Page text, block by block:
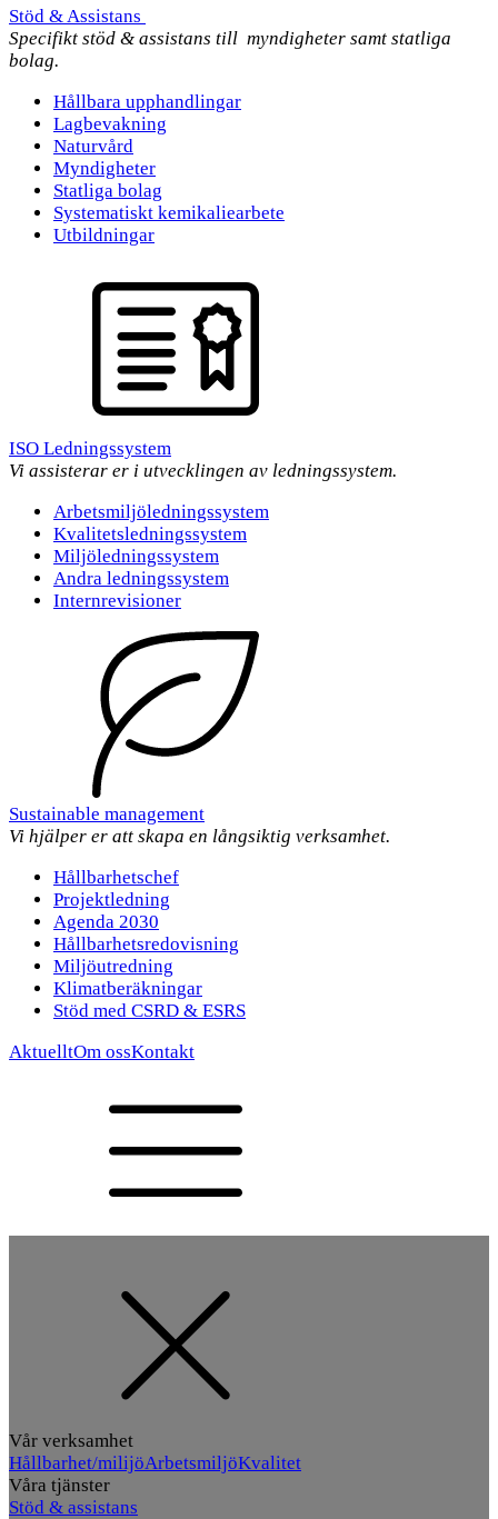
Stöd & Assistans
Specifikt stöd & assistans till myndigheter samt statliga
bolag.
Hållbara upphandlingar
Lagbevakning
Naturvård
Myndigheter
Statliga bolag
Systematiskt kemikaliearbete
Utbildningar
ISO Ledningssystem
Vi assisterar er i utvecklingen av ledningssystem.
Arbetsmiljöledningssystem
Kvalitetsledningssystem
Miljöledningssystem
Andra ledningssystem
Internrevisioner
Sustainable management
Vi hjälper er att skapa en långsiktig verksamhet.
Hållbarhetschef
Projektledning
Agenda 2030
Hållbarhetsredovisning
Miljöutredning
Klimatberäkningar
Stöd med CSRD & ESRS
AktuelltOm ossKontakt
Vår verksamhet
Hållbarhet/milijöArbetsmiljöKvalitet
Våra tjänster
Stöd & assistans